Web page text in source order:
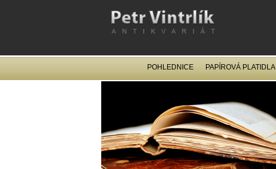
POHLEDNICE PAPÍROVÁ PLATIDLA